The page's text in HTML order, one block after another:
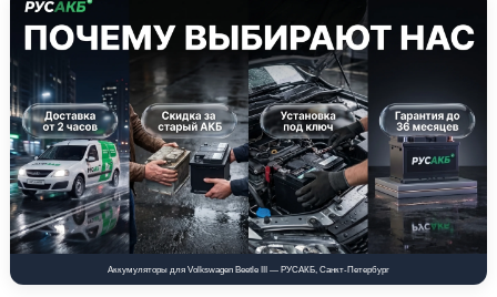
Аккумуляторы для Volkswagen Beetle III — РУСАКБ, Санкт-Петербург